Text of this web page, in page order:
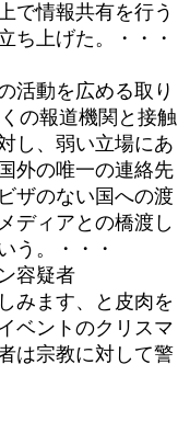
で情報共有を行う
ち上げた。・・・
活動を広める取り
の報道機関と接触
し、弱い立場にあ
外の唯一の連絡先
ザのない国への渡
ディアとの橋渡し
う。・・・
容疑者
みます、と皮肉を
ベントのクリスマ
は宗教に対して警